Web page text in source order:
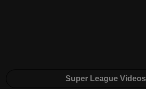
Super League Videos